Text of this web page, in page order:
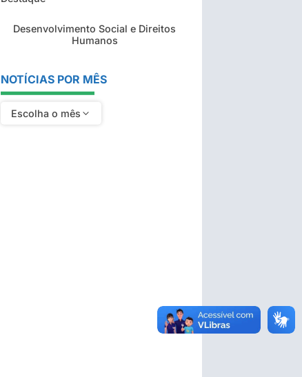
Desenvolvimento Social e Direitos
Humanos
NOTÍCIAS POR MÊS
Escolha o mês